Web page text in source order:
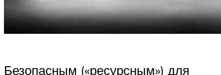
Безопасным («ресурсным») для